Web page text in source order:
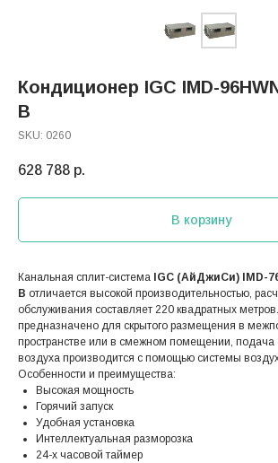
Кондиционер IGC IMD-
B
SKU: 0260
628 788 р.
В корзину
Канальная сплит-система IGC (АйДжиСи) IMD-
B отличается высокой производительностью,
обслуживания составляет 220 квадратных
предназначено для скрытого размещения в
пространстве или в смежном помещении, подача
воздуха производится с помощью системы
Особенности и преимущества:
Высокая мощность
Горячий запуск
Удобная установка
Интеллектуальная разморозка
24-х часовой таймер